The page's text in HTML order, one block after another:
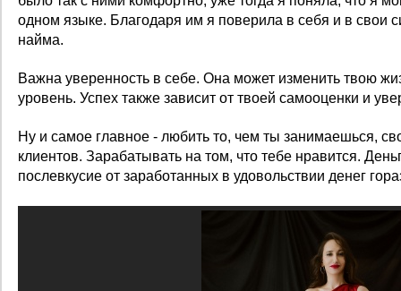
одном языке. Благодаря им я поверила в себя и в свои
найма.
Важна уверенность в себе. Она может изменить твою
уровень. Успех также зависит от твоей самооценки и
Ну и самое главное - любить то, чем ты занимаешься,
клиентов. Зарабатывать на том, что тебе нравится.
послевкусие от заработанных в удовольствии денег